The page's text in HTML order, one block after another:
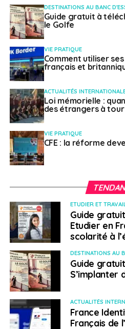
Nomade numérique : où
?
Charline Bello
DESTINATIONS AU BANC
Guide gratuit à
le Golfe
VIE PRATIQUE
Comment utiliser
français et
ACTUALITÉS
Loi mémorielle :
des étrangers à
VIE PRATIQUE
CFE : la réforme
ETUDIER ET
Guide
Etudier en
scolarité à
DESTINATIONS AU
Guide
S’implanter
ACTUALITÉS
France
Français de